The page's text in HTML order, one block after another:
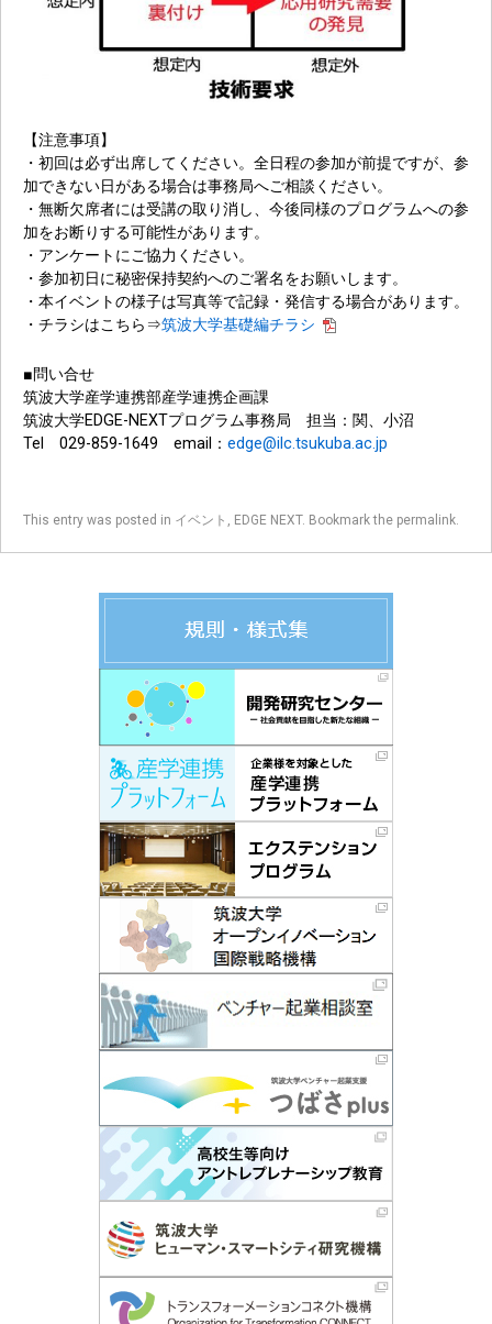
【注意事項】
・初回は必ず出席してください。全日程の参加が前提ですが、参
加できない日がある場合は事務局へご相談ください。
・無断欠席者には受講の取り消し、今後同様のプログラムへの参
加をお断りする可能性があります。
・アンケートにご協力ください。
・参加初日に秘密保持契約へのご署名をお願いします。
・本イベントの様子は写真等で記録・発信する場合があります。
・チラシはこちら⇒筑波大学基礎編チラシ
■問い合せ
筑波大学産学連携部産学連携企画課
筑波大学EDGE-NEXTプログラム事務局 担当：関、小沼
Tel 029-859-1649 email： edge@ilc.tsukuba.ac.jp
This entry was posted in イベント , EDGE NEXT. Bookmark the permalink.